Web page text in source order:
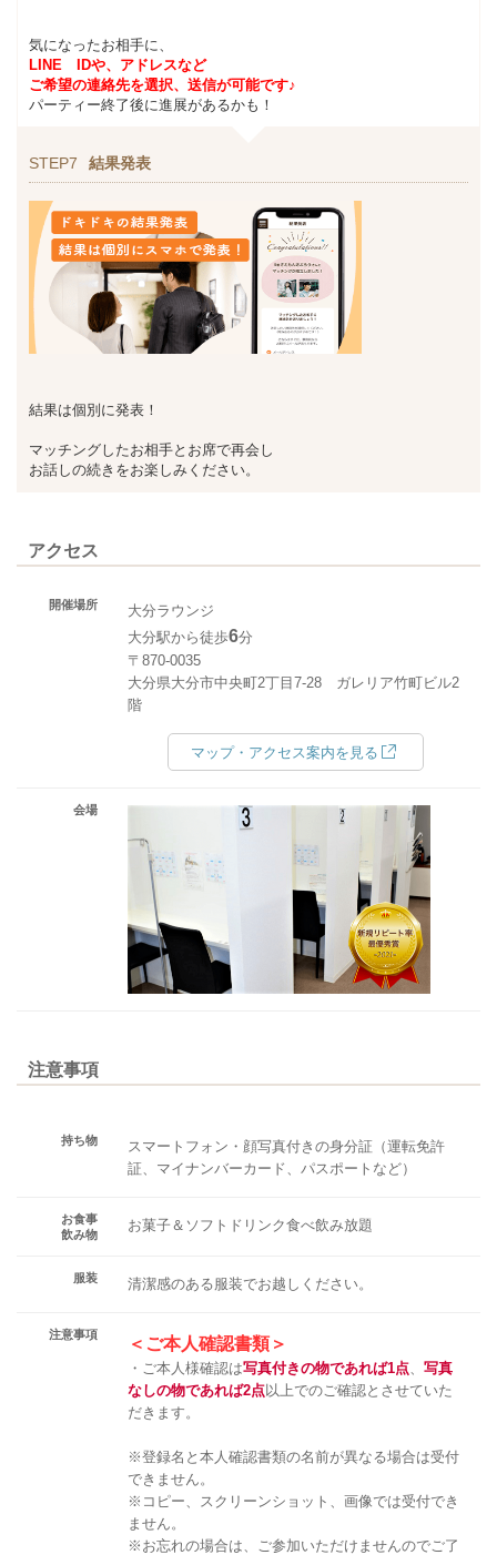
気になったお相手に、
LINE IDや、アドレスなど
ご希望の連絡先を選択、送信が可能です♪
パーティー終了後に進展があるかも！
STEP7 結果発表
結果は個別に発表！
マッチングしたお相手とお席で再会し
お話しの続きをお楽しみください。
アクセス
開催場所
大分ラウンジ
大分駅から徒歩6分
〒870-0035
大分県大分市中央町2丁目7-28 ガレリア竹町ビル2
階
マップ・アクセス案内を見る
会場
注意事項
持ち物
スマートフォン・顔写真付きの身分証（運転免許
証、マイナンバーカード、パスポートなど）
お食事
飲み物
お菓子＆ソフトドリンク食べ飲み放題
服装 清潔感のある服装でお越しください。
注意事項 ＜ご本人確認書類＞
・ご本人様確認は写真付きの物であれば1点
写真
なしの物であれば2点以上でのご確認とさせていた
だきます。
※登録名と本人確認書類の名前が異なる場合は受付
できません。
※コピー、スクリーンショット、画像では受付でき
ません。
※お忘れの場合は、ご参加いただけませんのでご了